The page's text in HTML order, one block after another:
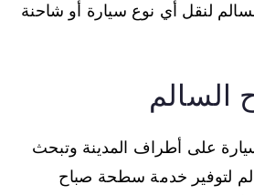
لنقل أي نوع سيارة أو شاحنة
على أطراف المدينة وتبحث
لتوفير خدمة سطحة صباح